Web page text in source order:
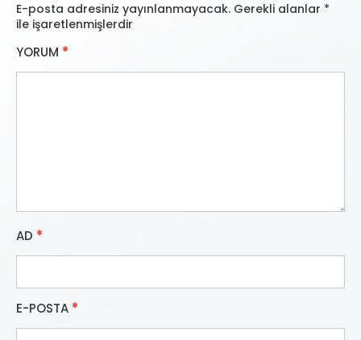
E-posta adresiniz yayınlanmayacak. Gerekli alanlar *
ile işaretlenmişlerdir
YORUM *
AD *
E-POSTA *